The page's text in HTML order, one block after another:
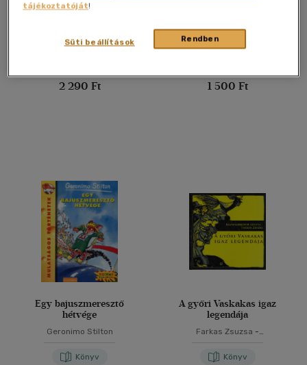
10 - 14 év
Gyermek és ifjúsági(820)
Felnőtt (754)
Angol(374)
Arab
(1)
Cseh(1)
Dán(1)
Francia(11)
Lengyel(1)
több nyelv megjelenítése
Zdenek Miler-Eduard Petiska
Utolsó ismert ár:
2 290 Ft
Utolsó ismert ár:
1 500 Ft
Egy bajuszmeresztő
hétvége
Geronimo Stilton
Könyv
A győri Vaskakas igaz
legendája
Farkas Zsuzsa -
Könyv
tájékoztatóját!
Rendben
Süti beállítások